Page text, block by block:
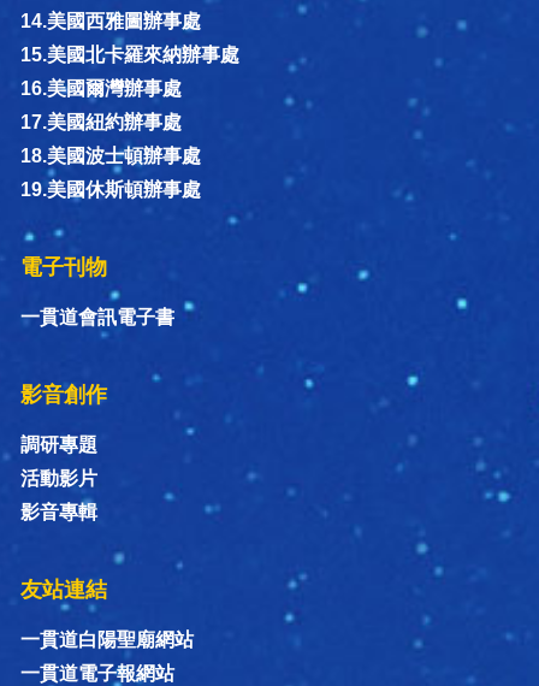
14.美國西雅圖辦事處
15.美國北卡羅來納辦事處
16.美國爾灣辦事處
17.美國紐約辦事處
18.美國波士頓辦事處
19.美國休斯頓辦事處
電子刊物
一貫道會訊電子書
影音創作
調研專題
活動影片
影音專輯
友站連結
一貫道白陽聖廟網站
一貫道電子報網站